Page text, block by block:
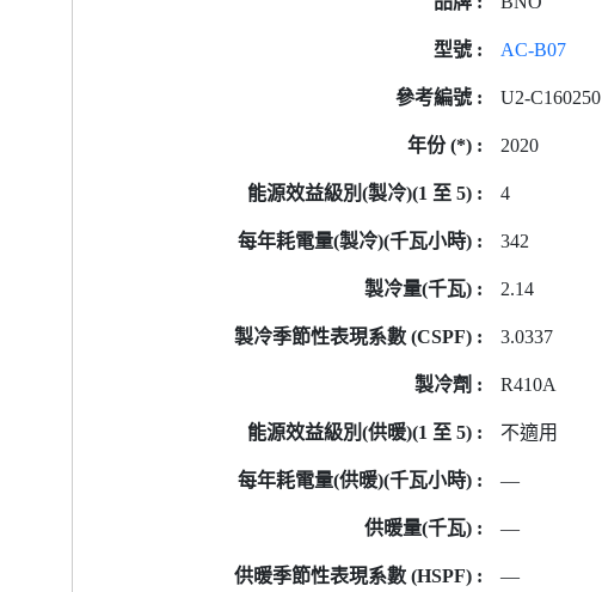
AC-B07
U2-C160250
2020
4
342
2.14
3.0337
R410A
不適用
—
—
—